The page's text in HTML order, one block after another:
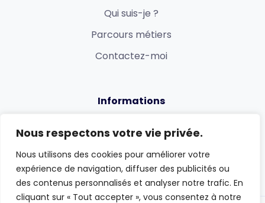
Nous respectons votre vie privée.
Nous utilisons des cookies pour améliorer votre
expérience de navigation, diffuser des publicités ou
des contenus personnalisés et analyser notre trafic. En
cliquant sur « Tout accepter », vous consentez à notre
Qui suis-je ?
Parcours métiers
Contactez-moi
Informations
Politique de confidentialité
Mentions légales et CGV